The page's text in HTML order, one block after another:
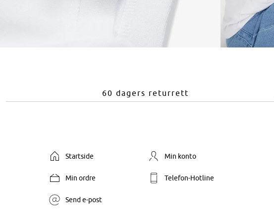
60 dagers returrett
Startside Min konto
Min ordre Telefon-Hotline
Send e-post